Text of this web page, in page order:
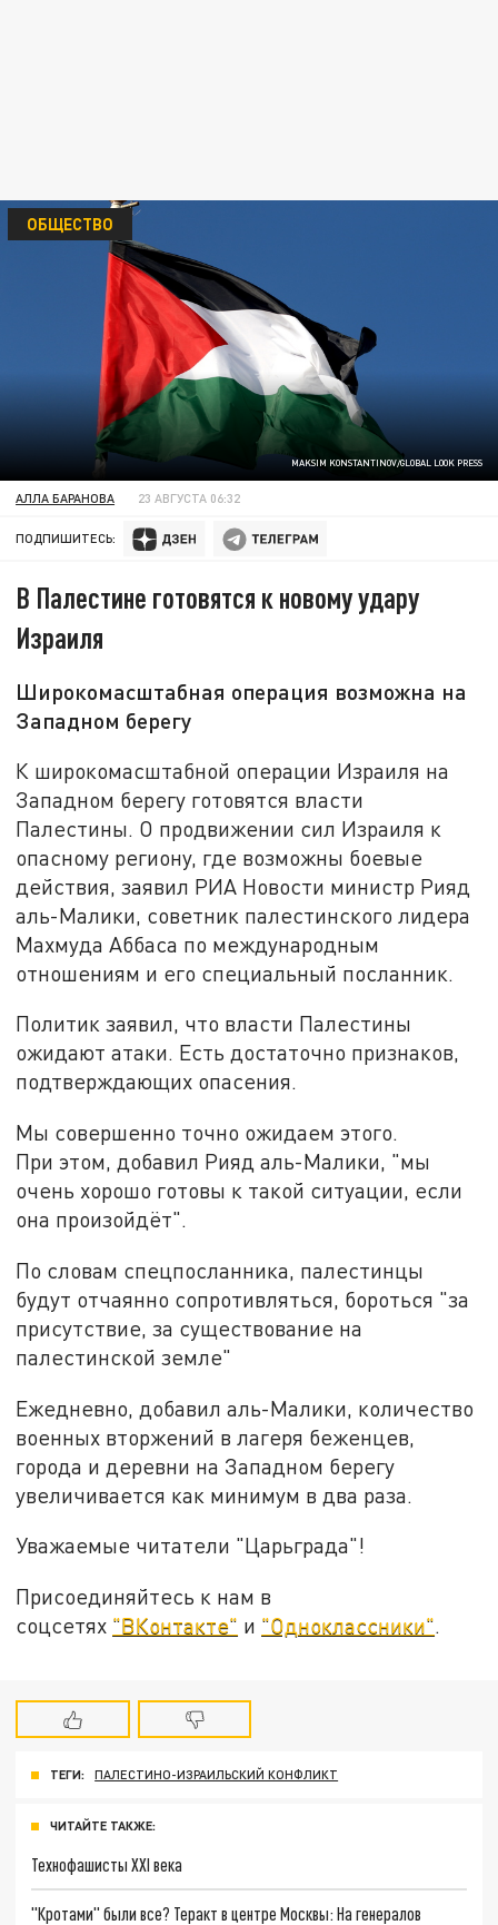
MAKSIM KONSTANTINOV/GLOBAL LOOK PRESS
ОБЩЕСТВО
АЛЛА БАРАНОВА 23 АВГУСТА 06:32
ПОДПИШИТЕСЬ:
В Палестине готовятся к новому удару
Израиля
Широкомасштабная операция возможна на
Западном берегу
К широкомасштабной операции Израиля на
Западном берегу готовятся власти
Палестины. О продвижении сил Израиля к
опасному региону, где возможны боевые
действия, заявил РИА Новости министр Рияд
аль-Малики, советник палестинского лидера
Махмуда Аббаса по международным
отношениям и его специальный посланник.
Политик заявил, что власти Палестины
ожидают атаки. Есть достаточно признаков,
подтверждающих опасения.
Мы совершенно точно ожидаем этого.
При этом, добавил Рияд аль-Малики, "мы
очень хорошо готовы к такой ситуации, если
она произойдёт".
По словам спецпосланника, палестинцы
будут отчаянно сопротивляться, бороться "за
присутствие, за существование на
палестинской земле"
Ежедневно, добавил аль-Малики, количество
военных вторжений в лагеря беженцев,
города и деревни на Западном берегу
увеличивается как минимум в два раза.
Уважаемые читатели "Царьграда"!
Присоединяйтесь к нам в
соцсетях "ВКонтакте" и "Одноклассники".
ТЕГИ: ПАЛЕСТИНО-ИЗРАИЛЬСКИЙ КОНФЛИКТ
ЧИТАЙТЕ ТАКЖЕ:
Технофашисты XXI века
"Кротами" были все? Теракт в центре Москвы: На генералов